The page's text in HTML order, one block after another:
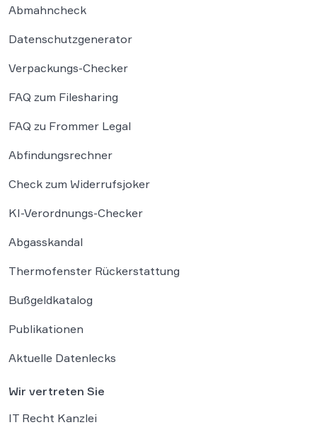
Abmahncheck
Datenschutzgenerator
Verpackungs-Checker
FAQ zum Filesharing
FAQ zu Frommer Legal
Abfindungsrechner
Check zum Widerrufsjoker
KI-Verordnungs-Checker
Abgasskandal
Thermofenster Rückerstattung
Bußgeldkatalog
Publikationen
Aktuelle Datenlecks
Wir vertreten Sie
IT Recht Kanzlei